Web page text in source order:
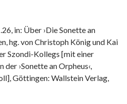
in: Über ›Die Sonette an
hg. von Christoph König und Kai
Szondi-Kollegs [mit einer
›Sonette an Orpheus‹,
Göttingen: Wallstein Verlag,